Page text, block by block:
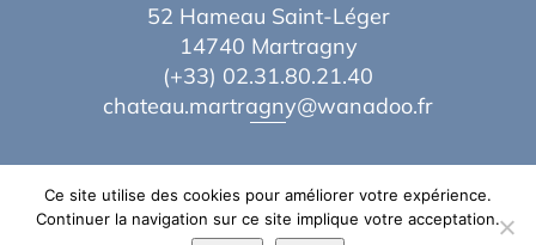
52 Hameau Saint-Léger
14740 Martragny
(+33) 02.31.80.21.40
chateau.martragny@wanadoo.fr
© Copyright 2017 – 2026 | By Théo Baes & Jordane Idn | Tous Droits
Ce site utilise des cookies pour améliorer votre expérience.
Continuer la navigation sur ce site implique votre acceptation.